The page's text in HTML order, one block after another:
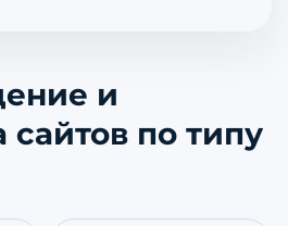
и
по типу